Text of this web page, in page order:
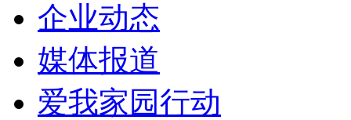
企业动态
媒体报道
爱我家园行动